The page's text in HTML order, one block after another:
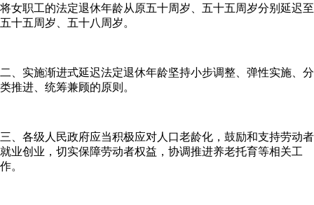
将女职工的法定退休年龄从原五十周岁、五十五周岁分别延迟至
五十五周岁、五十八周岁。
二、实施渐进式延迟法定退休年龄坚持小步调整、弹性实施、分
类推进、统筹兼顾的原则。
三、各级人民政府应当积极应对人口老龄化，鼓励和支持劳动者
就业创业，切实保障劳动者权益，协调推进养老托育等相关工
作。